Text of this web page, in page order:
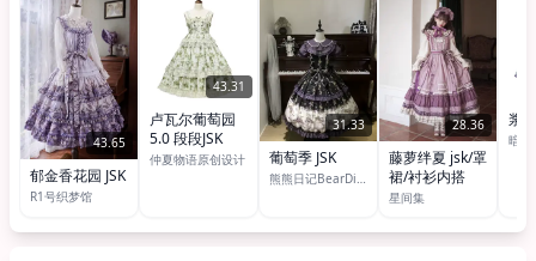
43.65
郁金香花园 JSK
R1号织梦馆
43.31
卢瓦尔葡萄园
5.0 段段JSK
仲夏物语原创设计
31.33
葡萄季 JSK
熊熊日记BearDiary
28.36
藤萝绊夏 jsk/罩
裙/衬衫内搭
星间集
浆
暗星